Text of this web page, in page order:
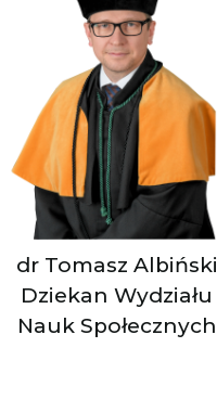
dr Tomasz Albiński
Dziekan Wydziału
Nauk Społecznych